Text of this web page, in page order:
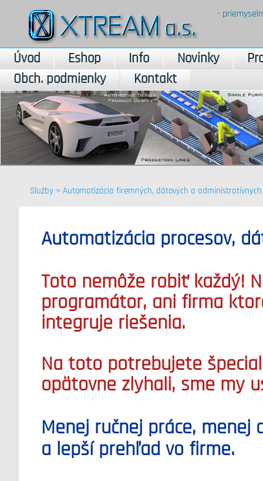
-
Úvod Eshop Info Novinky
Obch. podmienky
Kontakt
Služby> Automatizácia firemných, dátových a administratívnych
Automatizácia procesov,
Toto nemôže robiť každý!
programátor, ani firma
integruje riešenia.
Na toto potrebujete
opätovne zlyhali, sme my
Menej ručnej práce, menej
a lepší prehľad vo firme.